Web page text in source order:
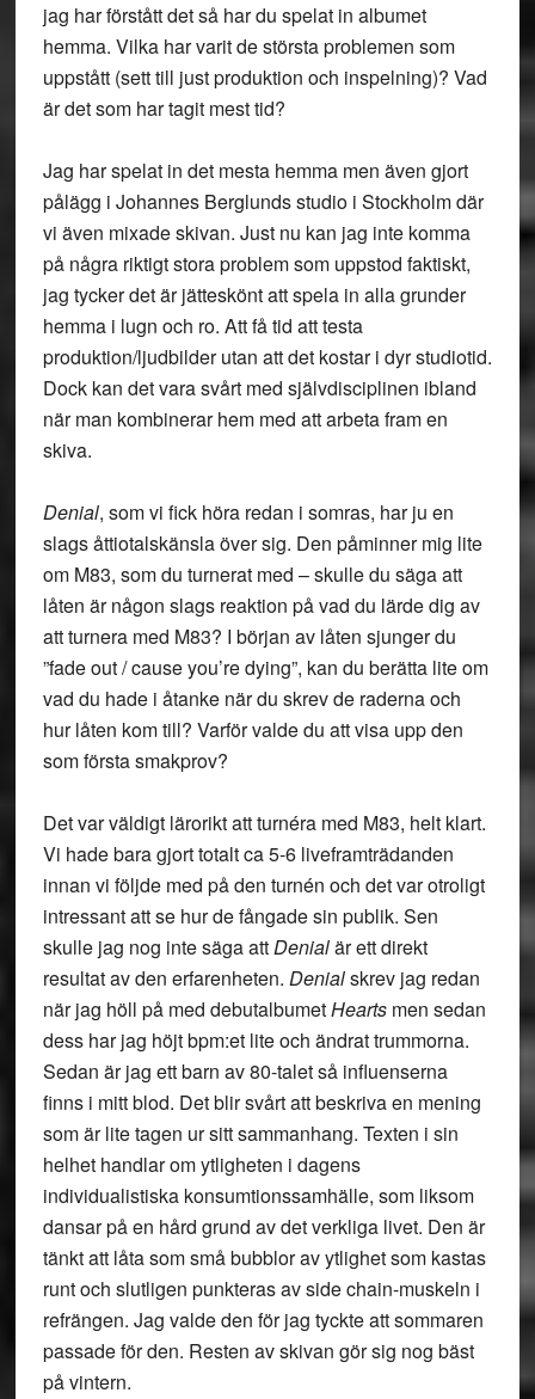
jag har förstått det så har du spelat in albumet
hemma. Vilka har varit de största problemen som
uppstått (sett till just produktion och inspelning)? Vad
är det som har tagit mest tid?
Jag har spelat in det mesta hemma men även gjort
pålägg i Johannes Berglunds studio i Stockholm där
vi även mixade skivan. Just nu kan jag inte komma
på några riktigt stora problem som uppstod faktiskt,
jag tycker det är jätteskönt att spela in alla grunder
hemma i lugn och ro. Att få tid att testa
produktion/ljudbilder utan att det kostar i dyr studiotid.
Dock kan det vara svårt med självdisciplinen ibland
när man kombinerar hem med att arbeta fram en
skiva.
Denial, som vi fick höra redan i somras, har ju en
slags åttiotalskänsla över sig. Den påminner mig lite
om M83, som du turnerat med – skulle du säga att
låten är någon slags reaktion på vad du lärde dig av
att turnera med M83? I början av låten sjunger du
”fade out / cause you’re dying”, kan du berätta lite om
vad du hade i åtanke när du skrev de raderna och
hur låten kom till? Varför valde du att visa upp den
som första smakprov?
Det var väldigt lärorikt att turnéra med M83, helt klart.
Vi hade bara gjort totalt ca 5-6 liveframträdanden
innan vi följde med på den turnén och det var otroligt
intressant att se hur de fångade sin publik. Sen
skulle jag nog inte säga attDenialär ett direkt
resultat av den erfarenheten. Denialskrev jag redan
när jag höll på med debutalbumetHeartsmen sedan
dess har jag höjt bpm:et lite och ändrat trummorna.
Sedan är jag ett barn av 80-talet så influenserna
finns i mitt blod. Det blir svårt att beskriva en mening
som är lite tagen ur sitt sammanhang. Texten i sin
helhet handlar om ytligheten i dagens
individualistiska konsumtionssamhälle, som liksom
dansar på en hård grund av det verkliga livet. Den är
tänkt att låta som små bubblor av ytlighet som kastas
runt och slutligen punkteras av side chain-muskeln i
refrängen. Jag valde den för jag tyckte att sommaren
passade för den. Resten av skivan gör sig nog bäst
på vintern.